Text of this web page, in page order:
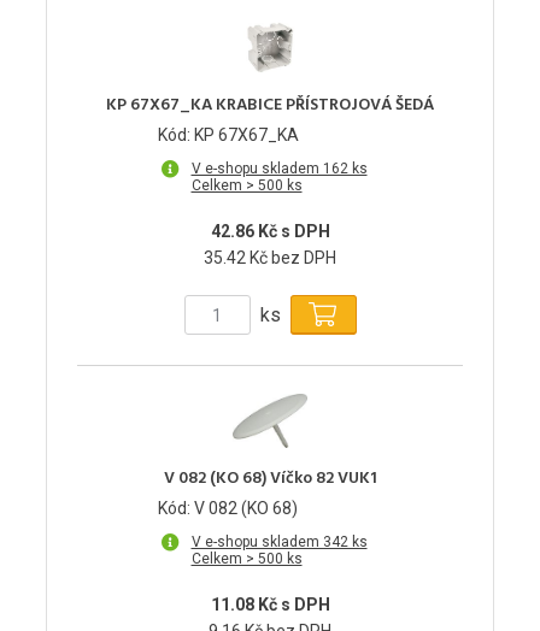
KP 67X67_KA KRABICE PŘÍSTROJOVÁ ŠEDÁ
Kód: KP 67X67_KA
V e-shopu skladem 162 ks
Celkem > 500 ks
42.86 Kč s DPH
35.42 Kč bez DPH
ks
V 082 (KO 68) Víčko 82 VUK1
Kód: V 082 (KO 68)
V e-shopu skladem 342 ks
Celkem > 500 ks
11.08 Kč s DPH